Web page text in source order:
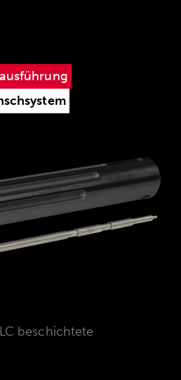
beschichtete